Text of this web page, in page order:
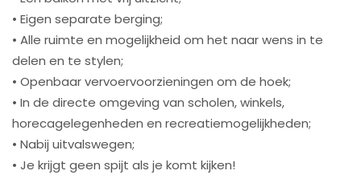
• Eigen separate berging;
• Alle ruimte en mogelijkheid om het naar wens in te
delen en te stylen;
• Openbaar vervoervoorzieningen om de hoek;
• In de directe omgeving van scholen, winkels,
horecagelegenheden en recreatiemogelijkheden;
• Nabij uitvalswegen;
• Je krijgt geen spijt als je komt kijken!